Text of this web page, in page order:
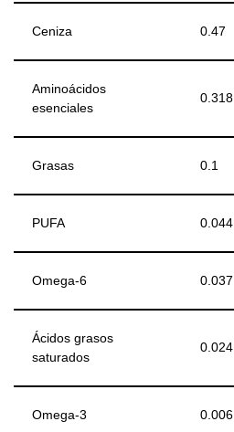
Ceniza 0.47
Aminoácidos
esenciales
0.318
Grasas 0.1
PUFA 0.044
Omega-6 0.037
Ácidos grasos
saturados
0.024
Omega-3 0.006